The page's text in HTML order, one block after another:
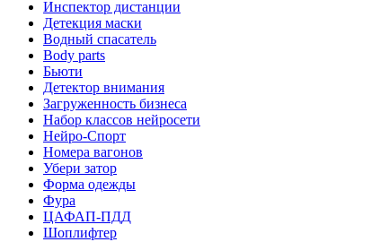
Инспектор дистанции
Детекция маски
Водный спасатель
Body parts
Бьюти
Детектор внимания
Загруженность бизнеса
Набор классов нейросети
Нейро-Спорт
Номера вагонов
Убери затор
Форма одежды
Фура
ЦАФАП-ПДД
Шоплифтер